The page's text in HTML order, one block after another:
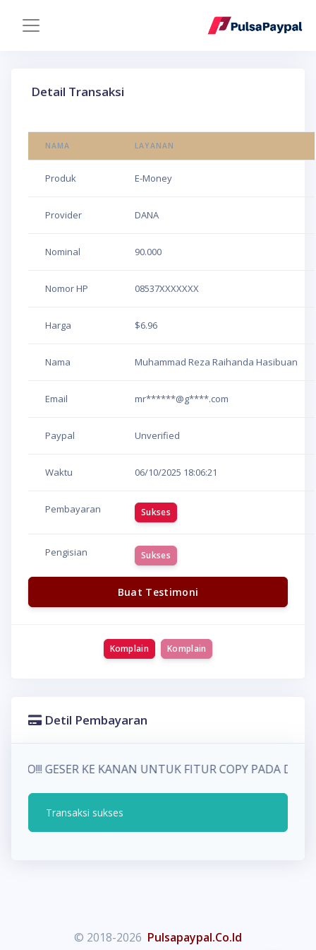
Detail Transaksi
NAMA LAYANAN
Produk E-Money
Provider DANA
Nominal 90.000
Nomor HP 08537XXXXXXX
Harga $6.96
Nama Muhammad Reza Raihanda Hasibuan
Email mr******@g****.com
Paypal Unverified
Waktu 06/10/2025 18:06:21
Pembayaran Sukses
Pengisian Sukses
Buat Testimoni
Komplain Komplain
Detil Pembayaran
INFO!!! GESER KE KANAN UNTUK FITUR COPY PADA
Transaksi sukses
© 2018-2026 Pulsapaypal.Co.Id